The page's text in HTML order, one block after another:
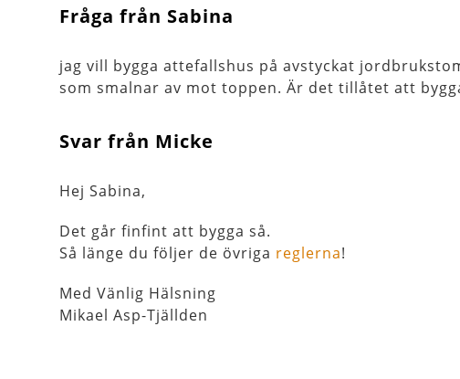
Fråga från Sabina
jag vill bygga attefallshus på avstyckat
som smalnar av mot toppen. Är det tillåtet att
Svar från Micke
Hej Sabina,
Det går finfint att bygga så.
Så länge du följer de övriga reglerna!
Med Vänlig Hälsning
Mikael Asp-Tjällden